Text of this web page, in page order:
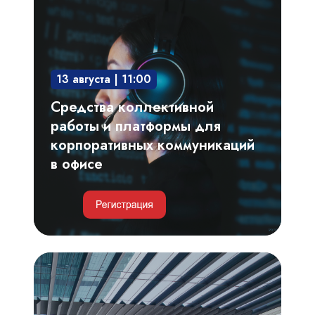
коллективной
платформы
для
корпоративных
коммуникаций
офисе
13 августа | 11:00
Средства коллективной
работы и платформы для
корпоративных коммуникаций
в офисе
Умные
парковки
и